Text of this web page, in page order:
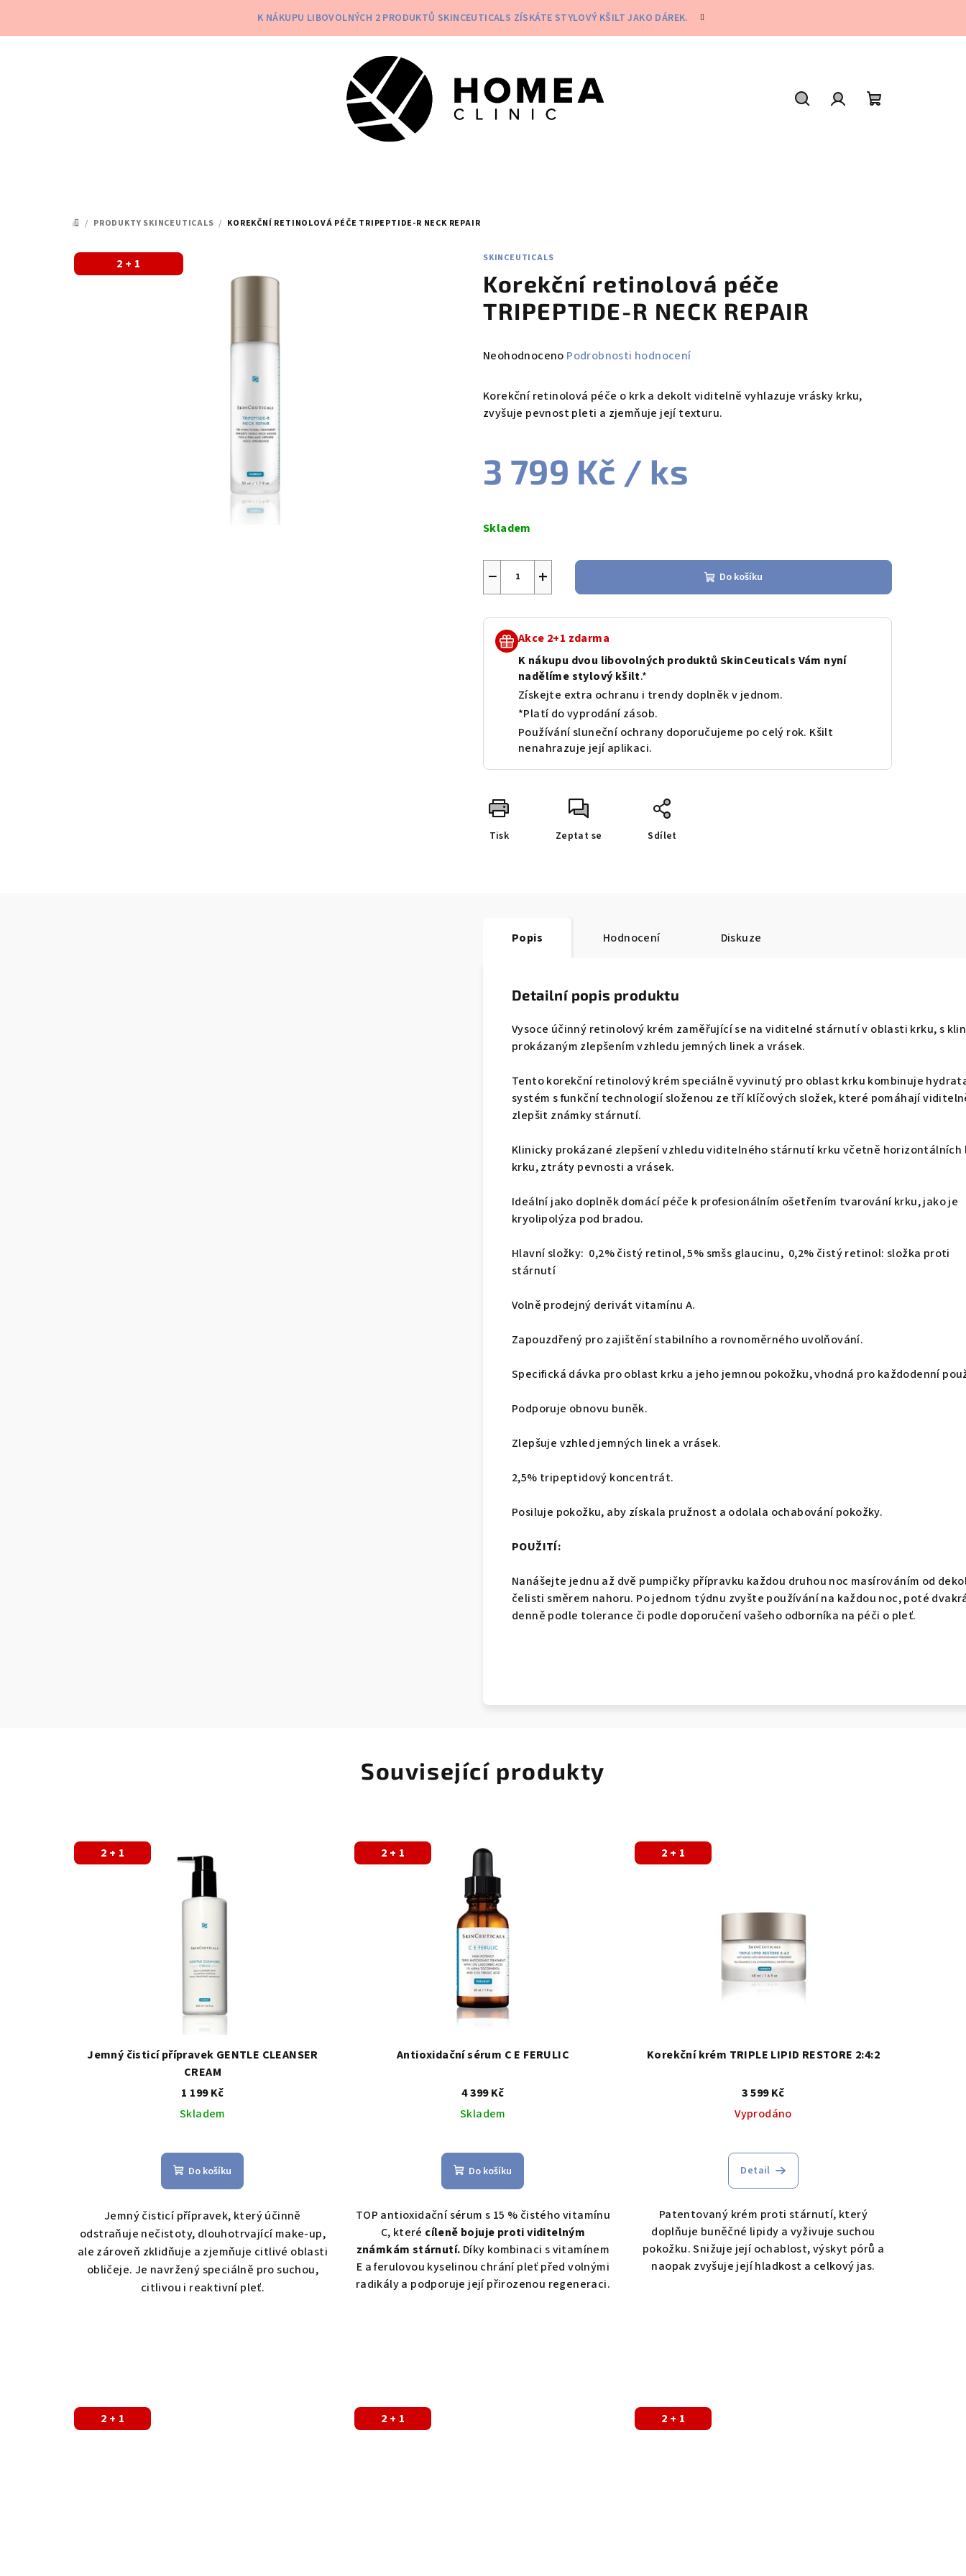
K NÁKUPU LIBOVOLNÝCH 2 PRODUKTŮ SKINCEUTICALS ZÍSKÁTE STYLOVÝ KŠILT JAKO DÁREK.
DOMŮ
/ PRODUKTY SKINCEUTICALS / KOREKČNÍ RETINOLOVÁ PÉČE TRIPEPTIDE-R NECK REPAIR
SKINCEUTICALS
Korekční retinolová péče
TRIPEPTIDE-R NECK REPAIR
Průměrné
produktu
0,0
5
hvězdiček.
Neohodnoceno Podrobnosti hodnocení
Korekční retinolová péče o krk a dekolt viditelně vyhlazuje vrásky krku,
zvyšuje pevnost pleti a zjemňuje její texturu.
3 799 Kč / ks
cena:
Skladem
+
− Do košíku
Akce 2+1 zdarma
K nákupu dvou libovolných produktů SkinCeuticals Vám nyní
nadělíme stylový kšilt.*
Získejte extra ochranu i trendy doplněk v jednom.
*Platí do vyprodání zásob.
Používání sluneční ochrany doporučujeme po celý rok. Kšilt
nenahrazuje její aplikaci.
Tisk Zeptat se Sdílet
2 + 1
Popis Hodnocení Diskuze
Detailní popis produktu
Vysoce účinný retinolový krém zaměřující se na viditelné stárnutí v oblasti krku, s
prokázaným zlepšením vzhledu jemných linek a vrásek.
Tento korekční retinolový krém speciálně vyvinutý pro oblast krku kombinuje
systém s funkční technologií složenou ze tří klíčových složek, které pomáhají
zlepšit známky stárnutí.
Klinicky prokázané zlepšení vzhledu viditelného stárnutí krku včetně horizontálních
krku, ztráty pevnosti a vrásek.
Ideální jako doplněk domácí péče k profesionálním ošetřením tvarování krku, jako je
kryolipolýza pod bradou.
Hlavní složky: 0,2% čistý retinol,5% smšs glaucinu, 0,2% čistý retinol: složka proti
stárnutí
Volně prodejný derivát vitamínu A.
Zapouzdřený pro zajištění stabilního a rovnoměrného uvolňování.
Specifická dávka pro oblast krku a jeho jemnou pokožku, vhodná pro každodenní
Podporuje obnovu buněk.
Zlepšuje vzhled jemných linek a vrásek.
2,5% tripeptidový koncentrát.
Posiluje pokožku, aby získala pružnost a odolala ochabování pokožky.
POUŽITÍ:
Nanášejte jednu až dvě pumpičky přípravku každou druhou noc masírováním od
čelisti směrem nahoru. Po jednom týdnu zvyšte používání na každou noc, poté
denně podle tolerance či podle doporučení vašeho odborníka na péči o pleť.
Související produkty
2 + 1
Jemný čisticí přípravek GENTLE CLEANSER
CREAM
1 199 Kč
Skladem
Do košíku
Jemný čisticí přípravek, který účinně
odstraňuje nečistoty, dlouhotrvající make-up,
ale zároveň zklidňuje a zjemňuje citlivé oblasti
obličeje. Je navržený speciálně pro suchou,
citlivou i reaktivní pleť.
2 + 1
Antioxidační sérum C E FERULIC
4 399 Kč
Skladem
Do košíku
TOP antioxidační sérum s 15 % čistého vitamínu
C, které cíleně bojuje proti viditelným
známkám stárnutí. Díky kombinaci s vitamínem
E a ferulovou kyselinou chrání pleť před volnými
radikály a podporuje její přirozenou regeneraci.
2 + 1
Korekční krém TRIPLE LIPID RESTORE 2:4:2
3 599 Kč
Vyprodáno
Detail
Patentovaný krém proti stárnutí, který
doplňuje buněčné lipidy a vyživuje suchou
pokožku. Snižuje její ochablost, výskyt pórů a
naopak zvyšuje její hladkost a celkový jas.
2 + 1 2 + 1 2 + 1